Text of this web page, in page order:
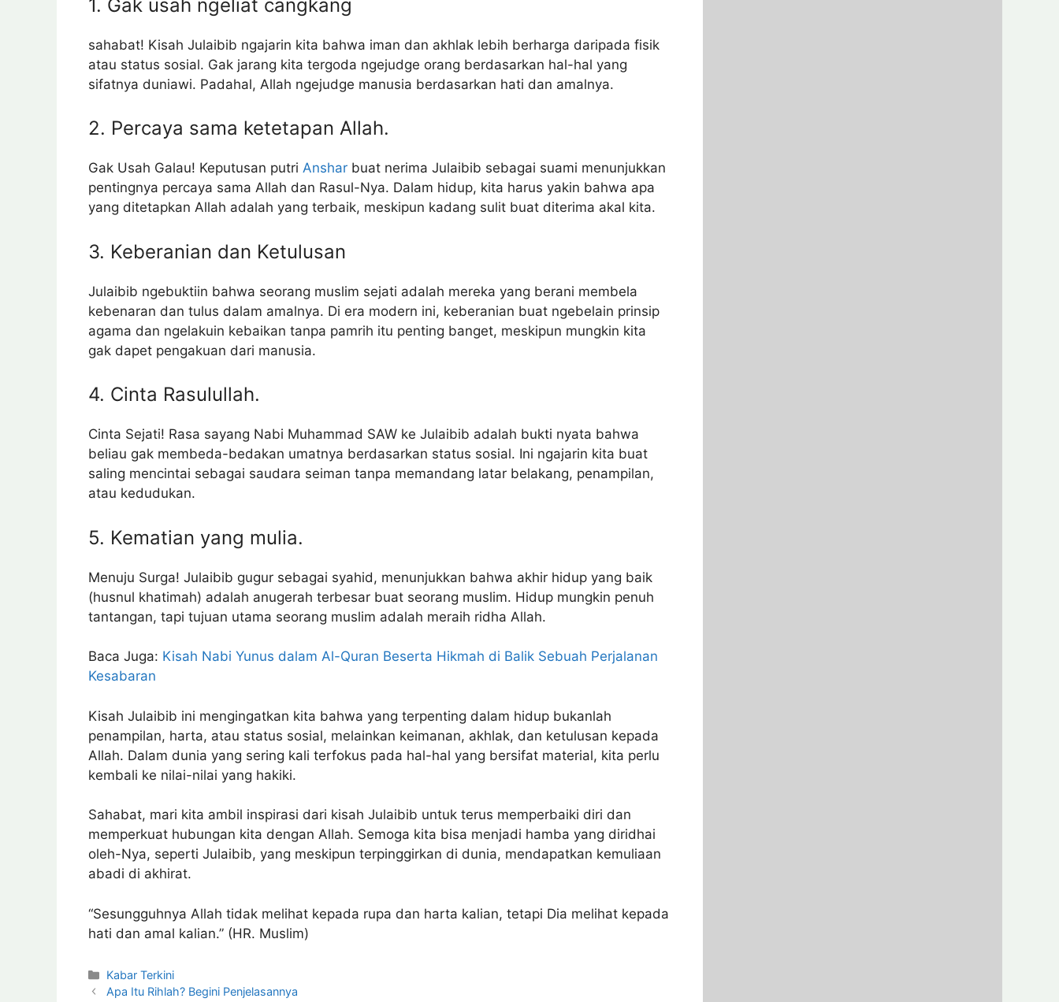
1. Gak usah ngeliat cangkang
sahabat! Kisah Julaibib ngajarin kita bahwa iman dan akhlak lebih berharga daripada fisik
atau status sosial. Gak jarang kita tergoda ngejudge orang berdasarkan hal-hal yang
sifatnya duniawi. Padahal, Allah ngejudge manusia berdasarkan hati dan amalnya.
2. Percaya sama ketetapan Allah.
Gak Usah Galau! Keputusan putri Anshar buat nerima Julaibib sebagai suami menunjukkan
pentingnya percaya sama Allah dan Rasul-Nya. Dalam hidup, kita harus yakin bahwa apa
yang ditetapkan Allah adalah yang terbaik, meskipun kadang sulit buat diterima akal kita.
3. Keberanian dan Ketulusan
Julaibib ngebuktiin bahwa seorang muslim sejati adalah mereka yang berani membela
kebenaran dan tulus dalam amalnya. Di era modern ini, keberanian buat ngebelain prinsip
agama dan ngelakuin kebaikan tanpa pamrih itu penting banget, meskipun mungkin kita
gak dapet pengakuan dari manusia.
4. Cinta Rasulullah.
Cinta Sejati! Rasa sayang Nabi Muhammad SAW ke Julaibib adalah bukti nyata bahwa
beliau gak membeda-bedakan umatnya berdasarkan status sosial. Ini ngajarin kita buat
saling mencintai sebagai saudara seiman tanpa memandang latar belakang, penampilan,
atau kedudukan.
5. Kematian yang mulia.
Menuju Surga! Julaibib gugur sebagai syahid, menunjukkan bahwa akhir hidup yang baik
(husnul khatimah) adalah anugerah terbesar buat seorang muslim. Hidup mungkin penuh
tantangan, tapi tujuan utama seorang muslim adalah meraih ridha Allah.
Baca Juga: Kisah Nabi Yunus dalam Al-Quran Beserta Hikmah di Balik Sebuah Perjalanan
Kesabaran
Kisah Julaibib ini mengingatkan kita bahwa yang terpenting dalam hidup bukanlah
penampilan, harta, atau status sosial, melainkan keimanan, akhlak, dan ketulusan kepada
Allah. Dalam dunia yang sering kali terfokus pada hal-hal yang bersifat material, kita perlu
kembali ke nilai-nilai yang hakiki.
Sahabat, mari kita ambil inspirasi dari kisah Julaibib untuk terus memperbaiki diri dan
memperkuat hubungan kita dengan Allah. Semoga kita bisa menjadi hamba yang diridhai
oleh-Nya, seperti Julaibib, yang meskipun terpinggirkan di dunia, mendapatkan kemuliaan
abadi di akhirat.
“Sesungguhnya Allah tidak melihat kepada rupa dan harta kalian, tetapi Dia melihat kepada
hati dan amal kalian.” (HR. Muslim)
Kabar Terkini
Apa Itu Rihlah? Begini Penjelasannya